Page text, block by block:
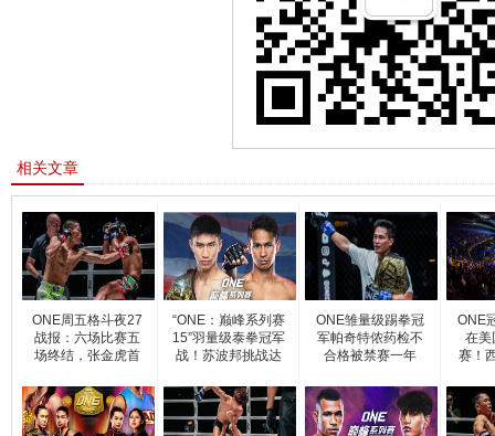
相关文章
ONE周五格斗夜27
战报：六场比赛五
场终结，张金虎首
“ONE：巅峰系列赛
15”羽量级泰拳冠军
战！苏波邦挑战达
ONE雏量级踢拳冠
军帕奇特侬药检不
合格被禁赛一年
ONE
在美
赛！